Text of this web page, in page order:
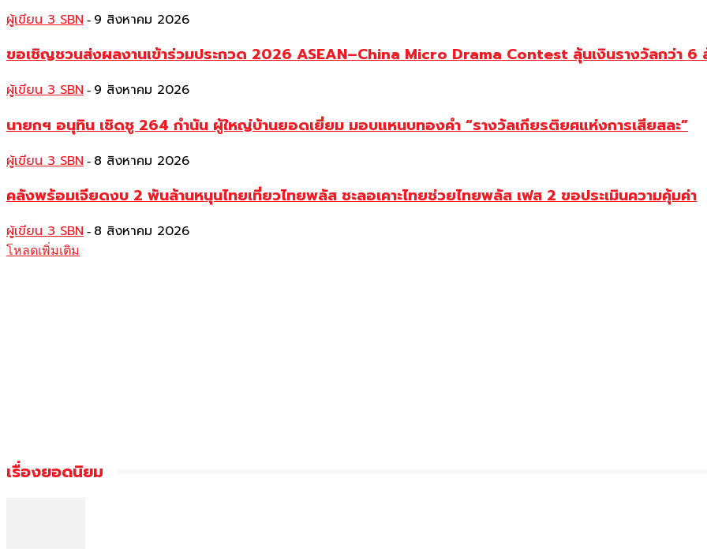
ผู้เขียน 3 SBN - 9 สิงหาคม 2026
ขอเชิญชวนส่งผลงานเข้าร่วมประกวด 2026 ASEAN–China Micro Drama Contest ลุ้นเงินรางวัลกว่า 6
ผู้เขียน 3 SBN - 9 สิงหาคม 2026
นายกฯ อนุทิน เชิดชู 264 กำนัน ผู้ใหญ่บ้านยอดเยี่ยม มอบแหนบทองคำ “รางวัลเกียรติยศแห่งการเสียสละ”
ผู้เขียน 3 SBN - 8 สิงหาคม 2026
คลังพร้อมเจียดงบ 2 พันล้านหนุนไทยเที่ยวไทยพลัส ชะลอเคาะไทยช่วยไทยพลัส เฟส 2 ขอประเมินความคุ้มค่า
ผู้เขียน 3 SBN - 8 สิงหาคม 2026
โหลดเพิ่มเติม
เรื่องยอดนิยม